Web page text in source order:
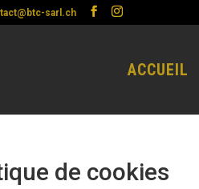
sarl.ch
ACCUEIL
de cookies